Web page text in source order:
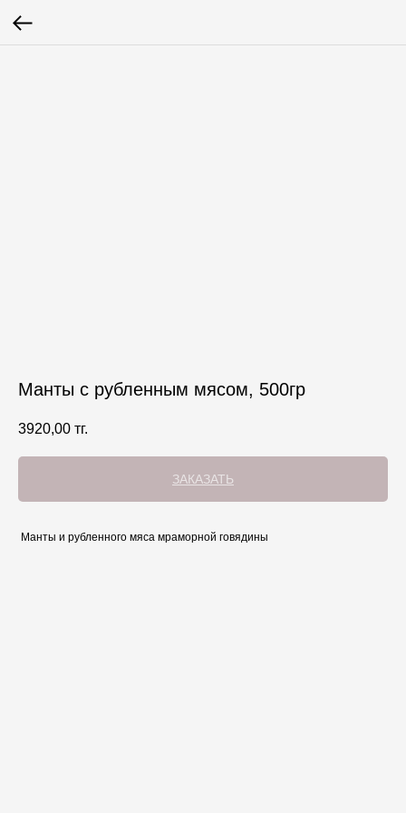
Манты с рубленным мясом, 500гр
3920,00 тг.
ЗАКАЗАТЬ
Манты и рубленного мяса мраморной говядины